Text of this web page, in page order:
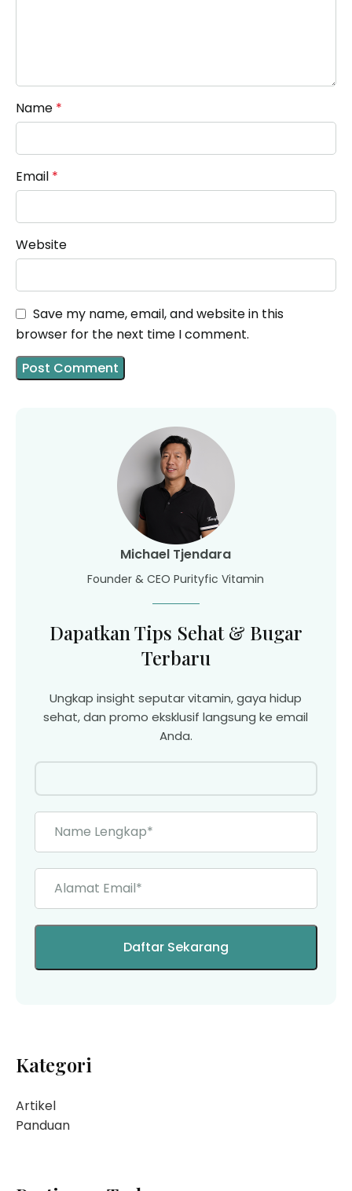
Name *
Email *
Website
Save my name, email, and website in this
browser for the next time I comment.
Michael Tjendara
Founder & CEO Purityfic Vitamin
Dapatkan Tips Sehat & Bugar
Terbaru
Ungkap insight seputar vitamin, gaya hidup
sehat, dan promo eksklusif langsung ke email
Anda.
Kategori
Artikel
Panduan